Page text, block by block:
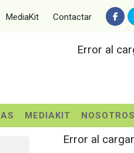
MediaKit Contactar
Error al
MEDIAKIT NOSOTROS
Error al